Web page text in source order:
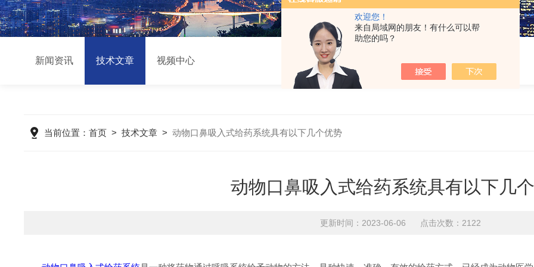
欢迎您！
来自局域网的朋友！有什么可以帮
助您的吗？
新闻资讯 技术文章 视频中心
当前位置：首页 >技术文章 >动物口鼻吸入式给药系统具有以下几个优势
动物口鼻吸入式给药系统具有以下几
更新时间：2023-06-06 点击次数：2122